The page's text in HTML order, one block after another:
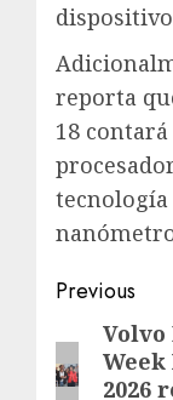
reporta
18
tecnología
Previous
Volvo
2026